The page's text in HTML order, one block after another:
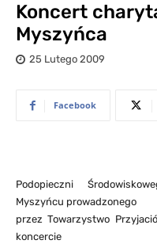
Koncert
Myszyńca
25 Lutego 2009
Facebook
Podopieczni
Myszyńcu prowadzonego
przez Towarzystwo
koncercie